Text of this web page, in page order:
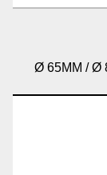
Ø 65MM / Ø